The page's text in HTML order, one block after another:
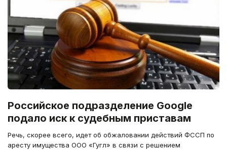
Российское подразделение Google
подало иск к судебным приставам
Речь, скорее всего, идет об обжаловании действий ФССП по
аресту имущества ООО «Гугл» в связи с решением